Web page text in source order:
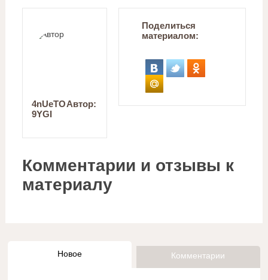
Автор:
4nUeTO
9YGI
Поделиться
материалом:
Комментарии и отзывы к
материалу
Новое Комментарии